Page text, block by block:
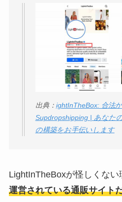
出典： ightInTheBox: 合法
Supdropshipping | あなた
の構築をお手伝いします
LightInTheBoxが怪しくない
運営されている通販サイト